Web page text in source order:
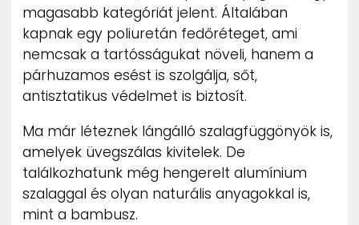
magasabb kategóriát jelent. Általában
kapnak egy poliuretán fedőréteget, ami
nemcsak a tartósságukat növeli, hanem a
párhuzamos esést is szolgálja, sőt,
antisztatikus védelmet is biztosít.
Ma már léteznek lángálló szalagfüggönyök is,
amelyek üvegszálas kivitelek. De
találkozhatunk még hengerelt alumínium
szalaggal és olyan naturális anyagokkal is,
mint a bambusz.